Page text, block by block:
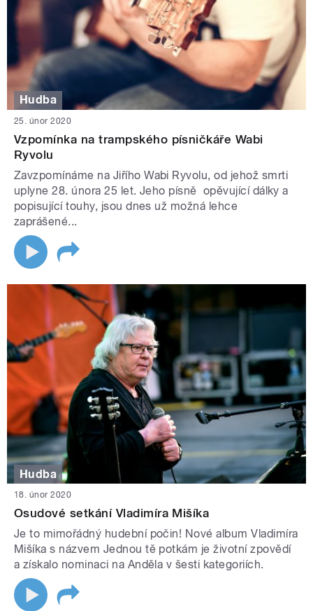
Hudba
25. únor 2020
Vzpomínka na trampského písničkáře Wabi
Ryvolu
Zavzpomínáme na Jiřího Wabi Ryvolu, od jehož smrti
uplyne 28. února 25 let. Jeho písně opěvující dálky a
popisující touhy, jsou dnes už možná lehce
zaprášené...
Hudba
18. únor 2020
Osudové setkání Vladimíra Mišíka
Je to mimořádný hudební počin! Nové album Vladimíra
Mišíka s názvem Jednou tě potkám je životní zpovědí
a získalo nominaci na Anděla v šesti kategoriích.